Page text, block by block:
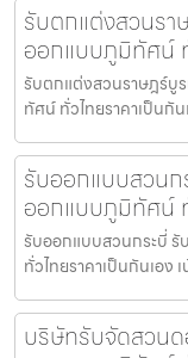
รับตกแต่งสวนร
ออกแบบภูมิทัศน์
รับตกแต่งสวนราษฎร์
ทัศน์ ทั่วไทยราคาเป็นกั
รับออกแบบสวน
ออกแบบภูมิทัศน์
รับออกแบบสวนกระบี่
ทั่วไทยราคาเป็นกันเอ
บริษัทรับจัดสวน